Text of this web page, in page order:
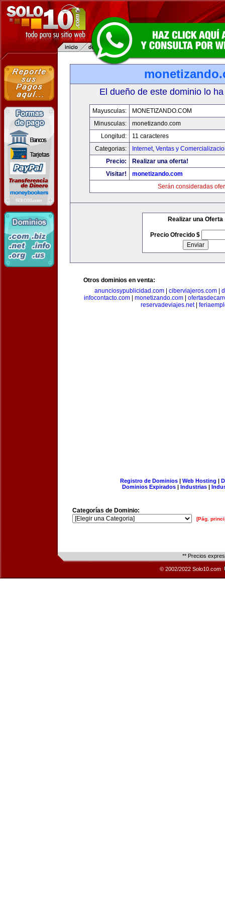
El dueño de este dominio lo
Mayusculas:
MONETIZANDO.COM
Minusculas:
monetizando.com
Longitud:
11 caracteres
Categorias:
Internet, Ventas y
Precio:
Realizar una oferta!
Visitar!
monetizando.com
Serán consideradas
Realizar una Oferta
Precio Ofrecido $
Otros dominios en venta:
anunciosypublicidad.com| ciberviajeros.com|
infocontacto.com
monetizando.com
reservadeviajes.net|
Registro de Dominios| Web Hosting |
Dominios Expirados | Industrias |
Categorías de Dominio:
[Pág.
** Precios
© 2002/2022 Solo10.com